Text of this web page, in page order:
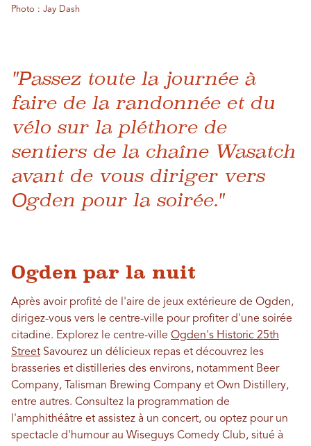
Photo : Jay Dash
"Passez toute la journée à
faire de la randonnée et du
vélo sur la pléthore de
sentiers de la chaîne Wasatch
avant de vous diriger vers
Ogden pour la soirée."
Ogden par la nuit
Après avoir profité de l'aire de jeux extérieure de Ogden,
dirigez-vous vers le centre-ville pour profiter d'une soirée
citadine. Explorez le centre-ville Ogden's Historic 25th
Street Savourez un délicieux repas et découvrez les
brasseries et distilleries des environs, notamment Beer
Company, Talisman Brewing Company et Own Distillery,
entre autres. Consultez la programmation de
l'amphithéâtre et assistez à un concert, ou optez pour un
spectacle d'humour au Wiseguys Comedy Club, situé à